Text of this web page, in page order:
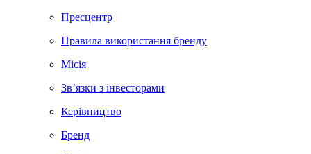
Пресцентр
Правила використання бренду
Місія
Зв’язки з інвесторами
Керівництво
Бренд